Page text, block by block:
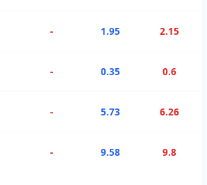
- 1.95 2.15
- 0.35 0.6
- 5.73 6.26
- 9.58 9.8